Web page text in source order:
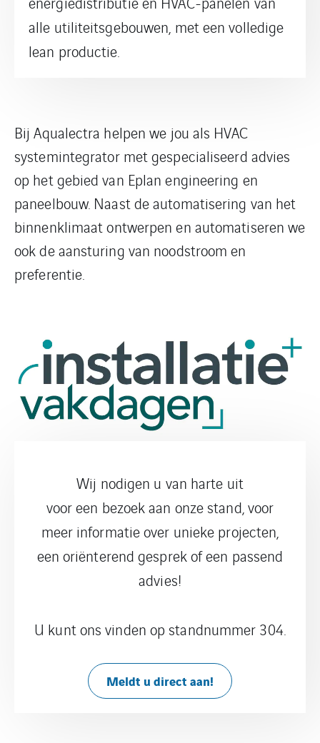
alle utiliteitsgebouwen, met een volledige
lean productie.
Bij Aqualectra helpen we jou als HVAC
systemintegrator met gespecialiseerd advies
op het gebied van Eplan engineering en
paneelbouw. Naast de automatisering van het
binnenklimaat ontwerpen en automatiseren we
ook de aansturing van noodstroom en
preferentie.
Wij nodigen u van harte uit
voor een bezoek aan onze stand, voor
meer informatie over unieke projecten,
een oriënterend gesprek of een passend
advies!
U kunt ons vinden op standnummer 304.
Meldt u direct aan!